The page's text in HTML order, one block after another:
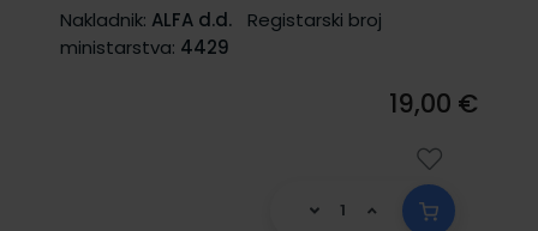
Nakladnik: ALFA d.d.
Registarski broj
ministarstva: 4429
19,00 €